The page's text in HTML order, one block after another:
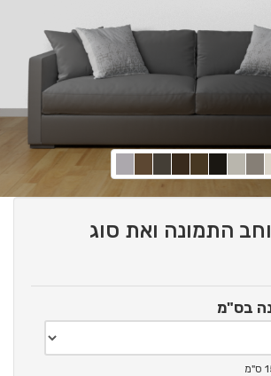
התמונה ואת סוג
בס"מ